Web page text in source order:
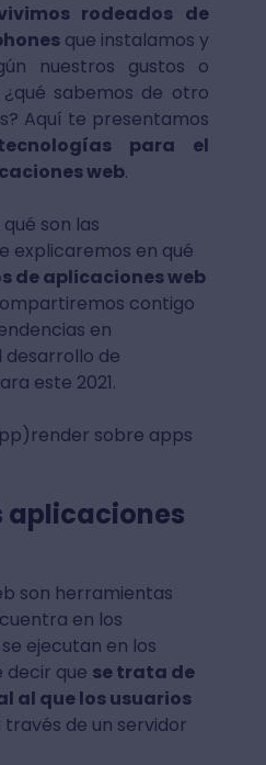
rodeados de
que instalamos y
nuestros gustos o
¿qué sabemos de otro
Aquí te presentamos
para el
web.
son las
explicaremos en qué
de aplicaciones web
contigo
en
de
este 2021.
sobre apps
aplicaciones
son herramientas
en los
ejecutan en los
decir que se trata de
al que los usuarios
través de un servidor